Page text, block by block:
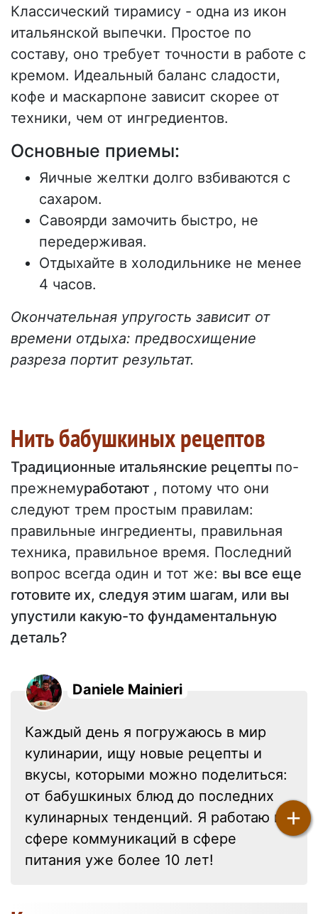
Классический тирамису - одна из икон
итальянской выпечки. Простое по
составу, оно требует точности в работе с
кремом. Идеальный баланс сладости,
кофе и маскарпоне зависит скорее от
техники, чем от ингредиентов.
Основные приемы:
Яичные желтки долго взбиваются с
сахаром.
Савоярди замочить быстро, не
передерживая.
Отдыхайте в холодильнике не менее
4 часов.
Окончательная упругость зависит от
времени отдыха: предвосхищение
разреза портит результат.
Нить бабушкиных рецептов
Традиционные итальянские рецепты по-
прежнемуработают , потому что они
следуют трем простым правилам:
правильные ингредиенты, правильная
техника, правильное время. Последний
вопрос всегда один и тот же: вы все еще
готовите их, следуя этим шагам, или вы
упустили какую-то фундаментальную
деталь?
Daniele Mainieri
Каждый день я погружаюсь в мир
кулинарии, ищу новые рецепты и
вкусы, которыми можно поделиться:
от бабушкиных блюд до последних
кулинарных тенденций. Я работаю в
сфере коммуникаций в сфере
питания уже более 10 лет!
+